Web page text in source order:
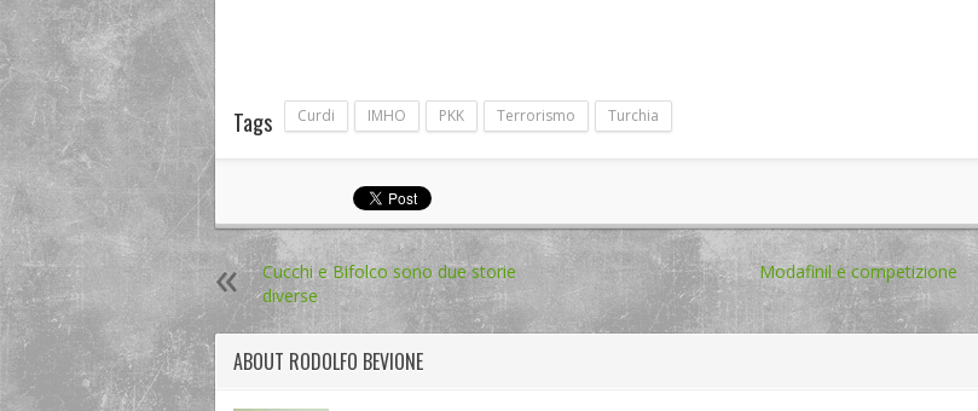
Tags Curdi IMHO PKK Terrorismo Turchia
Cucchi e Bifolco sono due storie
diverse
Modafinil e competizione
ABOUT RODOLFO BEVIONE